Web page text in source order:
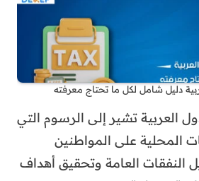
دليل شامل لكل ما تحتاج معرفته
العربية تشير إلى الرسوم التي
المحلية على المواطنين
النفقات العامة وتحقيق أهداف